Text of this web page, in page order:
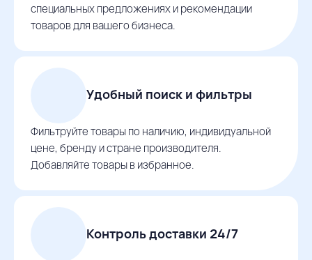
специальных предложениях и рекомендации
товаров для вашего бизнеса.
Удобный поиск и фильтры
Фильтруйте товары по наличию, индивидуальной
цене, бренду и стране производителя.
Добавляйте товары в избранное.
Контроль доставки 24/7